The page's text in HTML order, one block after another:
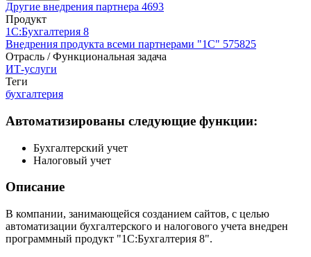
Другие внедрения партнера 4693
Продукт
1С:Бухгалтерия 8
Внедрения продукта всеми партнерами "1С" 575825
Отрасль / Функциональная задача
ИТ-услуги
Теги
бухгалтерия
Автоматизированы следующие функции:
Бухгалтерский учет
Налоговый учет
Описание
В компании, занимающейся созданием сайтов, с целью
автоматизации бухгалтерского и налогового учета внедрен
программный продукт "1С:Бухгалтерия 8".